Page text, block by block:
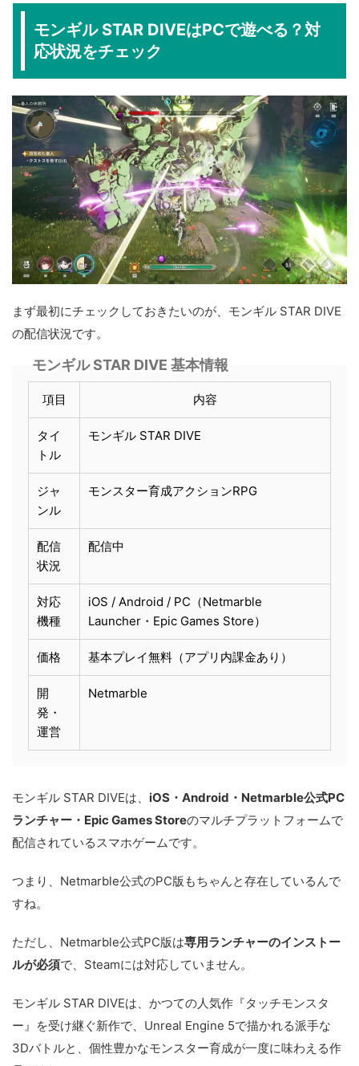
モンギル STAR DIVEはPCで遊べる？対
応状況をチェック
まず最初にチェックしておきたいのが、モンギル STAR DIVE
の配信状況です。
モンギル STAR DIVE 基本情報
項目 内容
タイ
トル
モンギル STAR DIVE
ジャ
ンル
モンスター育成アクションRPG
配信
状況
配信中
対応
機種
iOS / Android / PC（Netmarble
Launcher・Epic Games Store）
価格 基本プレイ無料（アプリ内課金あり）
開
発・
運営
Netmarble
モンギル STAR DIVEは、 iOS・Android・Netmarble公式PC
ランチャー・Epic Games Storeのマルチプラットフォームで
配信されているスマホゲームです。
つまり、Netmarble公式のPC版もちゃんと存在しているんで
すね。
ただし、Netmarble公式PC版は専用ランチャーのインストー
ルが必須で、Steamには対応していません。
モンギル STAR DIVEは、かつての人気作『タッチモンスタ
ー』を受け継ぐ新作で、Unreal Engine 5で描かれる派手な
3Dバトルと、個性豊かなモンスター育成が一度に味わえる作